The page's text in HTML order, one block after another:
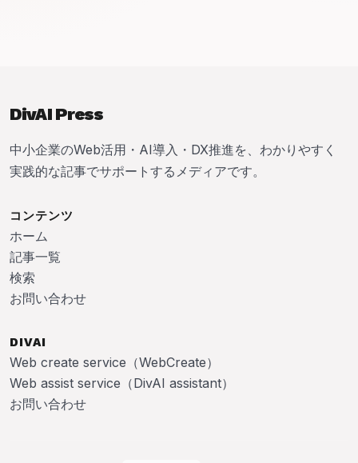
DivAI Press
中小企業のWeb活用・AI導入・DX推進を、わかりやすく
実践的な記事でサポートするメディアです。
コンテンツ
ホーム
記事一覧
検索
お問い合わせ
DIVAI
Web create service（WebCreate）
Web assist service（DivAI assistant）
お問い合わせ